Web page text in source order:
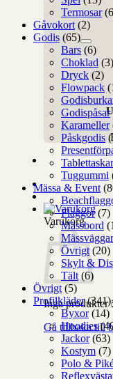
Varukorg
Inga produkter
Gå tillbaka till
Termosar
Gåvokort (2)
Godis (65)
Bars (6)
Choklad (3)
Dryck (2)
Flowpack
Godispåsar
Karameller
Påskgodis
Tablettaskar
Tuggummi
Mässa & Event
Flaggor (7)
Mässbord
Mässväggar
Övrigt (20)
Skylt &
Tält (6)
Övrigt (5)
Profilkläder (341)
Byxor (14)
Hoodies
Jackor (63)
Kostym (7)
Polo &